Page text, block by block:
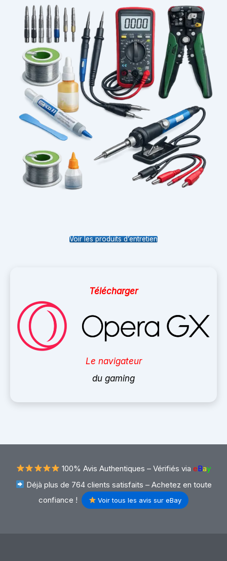
Voir les produits d’entretien
Télécharger
Le navigateur
du gaming
100% Avis Authentiques – Vérifiés via eBay
Déjà plus de 764 clients satisfaits – Achetez en toute
confiance !
Voir tous les avis sur eBay